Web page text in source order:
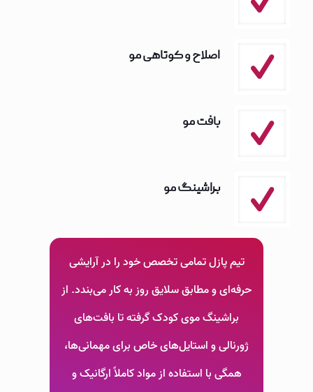
اصلاح و کوتاهی مو
بافت مو
براشینگ مو
تیم پازل تمامی تخصص خود را در آرایشی
حرفه‌ای و مطابق سلایق روز به کار می‌بندد. از
براشینگ موی کودک گرفته تا بافت‌های
ژورنالی و استایل‌های خاص برای مهمانی‌ها،
همگی با استفاده از مواد کاملاً ارگانیک و